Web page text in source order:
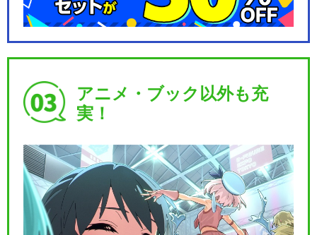
アニメ・ブック以外も充
実！